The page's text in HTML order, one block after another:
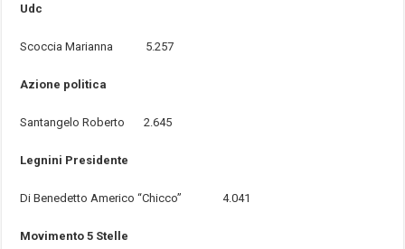
Udc
Scoccia Marianna 5.257
Azione politica
Santangelo Roberto 2.645
Legnini Presidente
Di Benedetto Americo “Chicco” 4.041
Movimento 5 Stelle